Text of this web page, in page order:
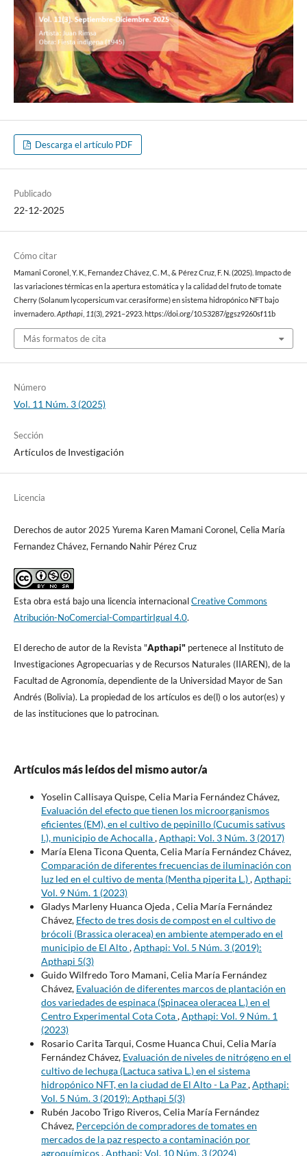
Descarga el artículo PDF
Publicado
22-12-2025
Cómo citar
Mamani Coronel, Y. K., Fernandez Chávez, C. M., & Pérez Cruz, F. N. (2025). Impacto de
las variaciones térmicas en la apertura estomática y la calidad del fruto de tomate
Cherry (Solanum lycopersicum var. cerasiforme) en sistema hidropónico NFT bajo
invernadero. Apthapi, 11(3), 2921–2923. https://doi.org/10.53287/ggsz9260sf11b
Más formatos de cita
Número
Vol. 11 Núm. 3 (2025)
Sección
Artículos de Investigación
Licencia
Derechos de autor 2025 Yurema Karen Mamani Coronel, Celia María
Fernandez Chávez, Fernando Nahir Pérez Cruz
Esta obra está bajo una licencia internacionalCreative Commons
Atribución-NoComercial-CompartirIgual 4.0.
El derecho de autor de la Revista "Apthapi" pertenece al Instituto de
Investigaciones Agropecuarias y de Recursos Naturales (IIAREN), de la
Facultad de Agronomí­a, dependiente de la Universidad Mayor de San
Andrés (Bolivia). La propiedad de los artí­culos es de(l) o los autor(es) y
de las instituciones que lo patrocinan.
Artículos más leídos del mismo autor/a
Yoselin Callisaya Quispe, Celia Maria Fernández Chávez,
Evaluación del efecto que tienen los microorganismos
eficientes (EM), en el cultivo de pepinillo (Cucumis sativus
l.), municipio de Achocalla,Apthapi: Vol. 3 Núm. 3 (2017)
María Elena Ticona Quenta, Celia María Fernández Chávez,
Comparación de diferentes frecuencias de iluminación con
luz led en el cultivo de menta (Mentha piperita L.),Apthapi:
Vol. 9 Núm. 1 (2023)
Gladys Marleny Huanca Ojeda , Celia María Fernández
Chávez, Efecto de tres dosis de compost en el cultivo de
brócoli (Brassica oleracea) en ambiente atemperado en el
municipio de El Alto,Apthapi: Vol. 5 Núm. 3 (2019):
Apthapi 5(3)
Guido Wilfredo Toro Mamani, Celia María Fernández
Chávez, Evaluación de diferentes marcos de plantación en
dos variedades de espinaca (Spinacea oleracea L.) en el
Centro Experimental Cota Cota,Apthapi: Vol. 9 Núm. 1
(2023)
Rosario Carita Tarqui, Cosme Huanca Chui, Celia María
Fernández Chávez, Evaluación de niveles de nitrógeno en el
cultivo de lechuga (Lactuca sativa L.) en el sistema
hidropónico NFT, en la ciudad de El Alto - La Paz,Apthapi:
Vol. 5 Núm. 3 (2019): Apthapi 5(3)
Rubén Jacobo Trigo Riveros, Celia María Fernández
Chávez, Percepción de compradores de tomates en
mercados de la paz respecto a contaminación por
agroquímicos,Apthapi: Vol. 10 Núm. 3 (2024)